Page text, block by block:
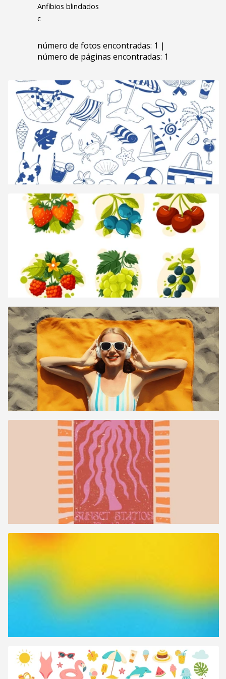
Anfibios blindados
c
número de fotos encontradas: 1 |
número de páginas encontradas: 1